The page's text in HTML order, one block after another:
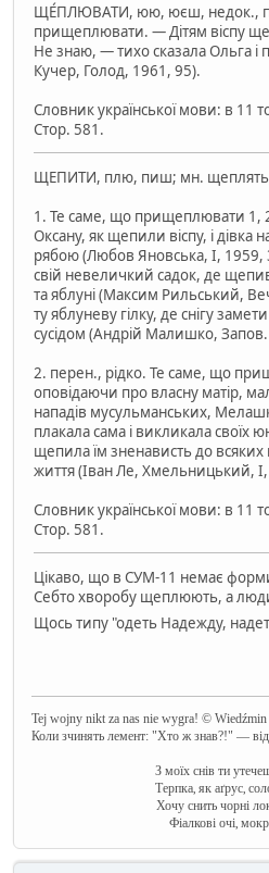
ЩЕ́ПЛЮВАТИ, юю, юєш, недок.,
прищеплювати. — Дітям віспу
Не знаю, — тихо сказала Ольга і
Кучер, Голод, 1961, 95).
Словник української мови: в
Стор. 581.
ЩЕПИТИ, плю, пиш; мн.
1. Те саме, що прищеплювати 1,
Оксану, як щепили віспу, і дівка
рябою (Любов Яновська, I, 1959,
свій невеличкий садок, де
та яблуні (Максим Рильський,
ту яблуневу гілку, де снігу
сусідом (Андрій Малишко,
2. перен., рідко. Те саме, що
оповідаючи про власну матір,
нападів мусульманських,
плакала сама і викликала своїх
щепила їм зненависть до
життя (Іван Ле, Хмельницький,
Словник української мови: в
Стор. 581.
Цікаво, що в СУМ-11 немає
Себто хворобу щеплюють, а
Щось типу "одеть Надежду,
Tej wojny nikt za nas nie wygra! ©
Коли зчинять лемент: "Хто ж знав?!" —
З моїх снів ти
Терпка, як аґрус,
Хочу снить чорні
Фіалкові очі,